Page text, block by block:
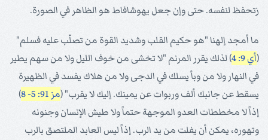
زتحفظ لنفسه. حتى وإن جعل يهوشافاط هو الظاهر في الصورة.
ما أمجد إلهنا "هو حكيم القلب وشديد القوة من تصلّب عليه فسلم"
(أي 9: 4
) لذلك يقرر المرنم "لا تخشى من خوف الليل ولا من سهم يطير
في النهار ولا من وبأ يسلك في الدجى ولا من هلاك يفسد في الظهيرة
يسقط عن جانبك ألف وربوات عن يمينك. إليك لا يقرب" (مز 91: 5- 8
)
إذاً لا مخططات العدو الموجهة حتماً ولا طيش الإنسان وجنونه
وتهوره، يمكن أن يفلت من يد الرب. إذاً ليس العابد الملتصق بالرب